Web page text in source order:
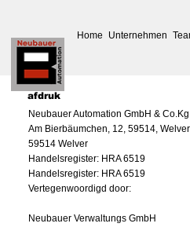
Home Unternehmen
afdruk
Neubauer Automation GmbH & Co.Kg
Am Bierbäumchen, 12, 59514, Welver
59514 Welver
Handelsregister: HRA 6519
Handelsregister: HRA 6519
Vertegenwoordigd door:
Neubauer Verwaltungs GmbH